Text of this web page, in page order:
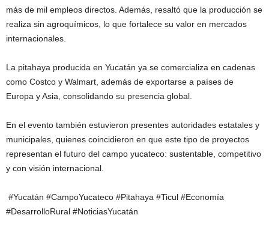
más de mil empleos directos. Además, resaltó que la producción se
realiza sin agroquímicos, lo que fortalece su valor en mercados
internacionales.
La pitahaya producida en Yucatán ya se comercializa en cadenas
como Costco y Walmart, además de exportarse a países de
Europa y Asia, consolidando su presencia global.
En el evento también estuvieron presentes autoridades estatales y
municipales, quienes coincidieron en que este tipo de proyectos
representan el futuro del campo yucateco: sustentable, competitivo
y con visión internacional.
#Yucatán #CampoYucateco #Pitahaya #Ticul #Economía
#DesarrolloRural #NoticiasYucatán